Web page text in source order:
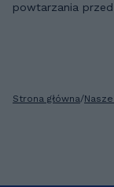
powtarzania przed
Strona główna/